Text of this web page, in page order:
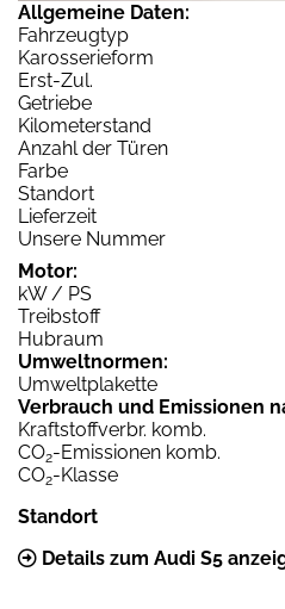
Allgemeine Daten:
Fahrzeugtyp
Karosserieform
Erst-Zul.
Getriebe
Kilometerstand
Anzahl der Türen
Farbe
Standort
Lieferzeit
Unsere Nummer
Motor:
kW / PS
Treibstoff
Hubraum
Umweltnormen:
Umweltplakette
Verbrauch und Emissionen
Kraftstoffverbr. komb.
CO2-Emissionen komb.
CO2-Klasse
Standort
Details zum Audi S5